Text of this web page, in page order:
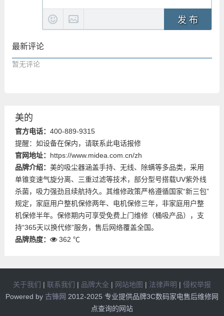
发 布
最新评论
暂无评论
美的
官方电话： 400-889-9315
提醒：如设备在保内，请联系此电话报修
官网地址： https://www.midea.com.cn/zh
品牌介绍： 美的吸尘器涵盖手持、无线、除螨等多品类，采用
单锥变速气旋分离、三重过滤等技术，部分型号搭载UV紫外线
杀菌，吸力强劲且续航持久。其维修政策严格遵循国家“新三包”
规定，家庭用户整机保修两年、电机保修三年，非家庭用户整
机保修半年。保修期内可享受免费上门维修（桶吸产品），支
持“365天以换代修”服务，售后网络覆盖全国。
品牌热度：
362 ℃
关于我们 | 联系我们 | 品牌大全| 网站地图 | 法律声明 | 侵权举报
Powered by 古锋网 2012-2025 专业提供品牌3C数码家电售后维修网
点查询的网站